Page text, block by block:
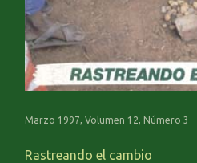
Marzo 1997, Volumen 12, Número 3
Rastreando el cambio